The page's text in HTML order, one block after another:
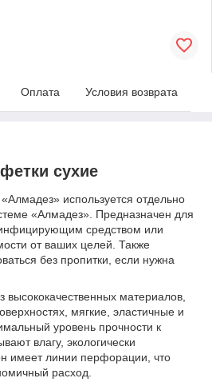
Оплата Условия возврата
сухие
используется отдельно
«Алмадез». Предназначен для
средством или
от ваших целей. Также
без пропитки, если нужна
высококачественных материалов,
мягкие, эластичные и
уровень прочности к
влагу, экологически
имеет линии перфорации, что
расход.